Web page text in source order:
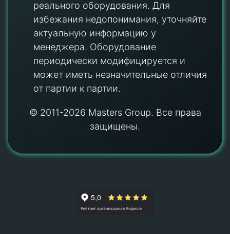
реального оборудования. Для
избежания недопонимания, уточняйте
актуальную информацию у
менеджера. Оборудование
периодически модифицируется и
может иметь незначительные отличия
от партии к партии.
© 2011-2026 Masters Group. Все права
защищены.